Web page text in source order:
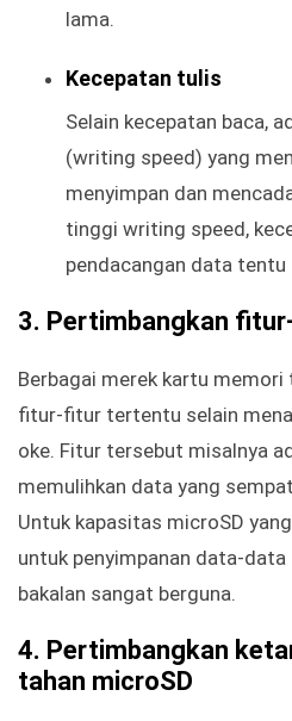
lama.
Kecepatan tulis
Selain kecepatan baca,
(writing speed) yang
menyimpan dan
tinggi writing speed,
pendacangan data tentu
3. Pertimbangkan
Berbagai merek kartu memori
fitur-fitur tertentu selain
oke. Fitur tersebut misalnya
memulihkan data yang
Untuk kapasitas microSD
untuk penyimpanan data-
bakalan sangat berguna.
4. Pertimbangkan
tahan microSD